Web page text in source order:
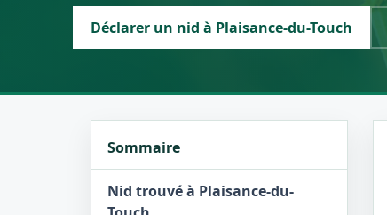
Déclarer un nid à Plaisance-du-Touch
Sommaire
Nid trouvé à Plaisance-du-